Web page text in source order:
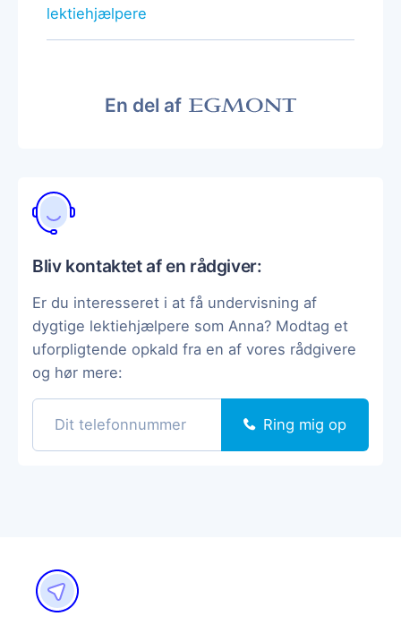
lektiehjælpere
En del af
Bliv kontaktet af en rådgiver:
Er du interesseret i at få undervisning af
dygtige lektiehjælpere som Anna? Modtag et
uforpligtende opkald fra en af vores rådgivere
og hør mere:
Ring mig op